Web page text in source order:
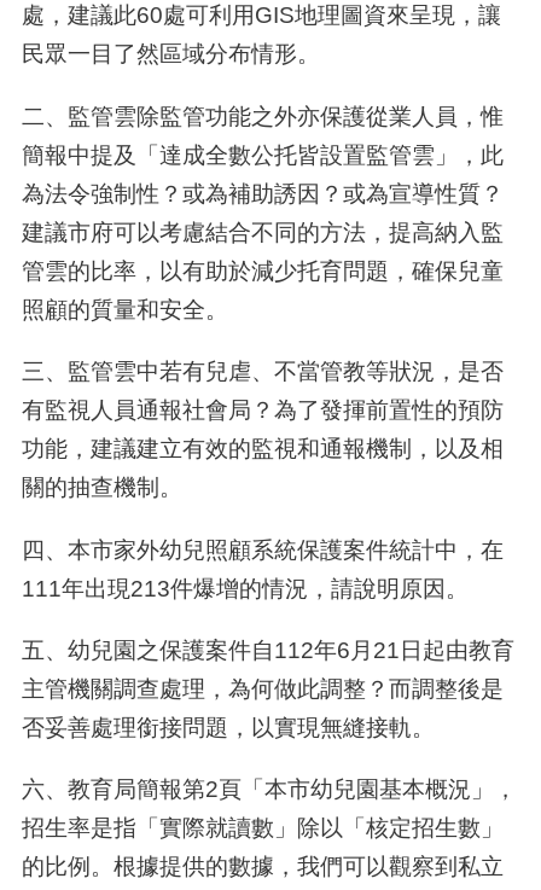
處，建議此60處可利用GIS地理圖資來呈現，讓
民眾一目了然區域分布情形。
二、監管雲除監管功能之外亦保護從業人員，惟
簡報中提及「達成全數公托皆設置監管雲」，此
為法令強制性？或為補助誘因？或為宣導性質？
建議市府可以考慮結合不同的方法，提高納入監
管雲的比率，以有助於減少托育問題，確保兒童
照顧的質量和安全。
三、監管雲中若有兒虐、不當管教等狀況，是否
有監視人員通報社會局？為了發揮前置性的預防
功能，建議建立有效的監視和通報機制，以及相
關的抽查機制。
四、本市家外幼兒照顧系統保護案件統計中，在
111年出現213件爆增的情況，請說明原因。
五、幼兒園之保護案件自112年6月21日起由教育
主管機關調查處理，為何做此調整？而調整後是
否妥善處理銜接問題，以實現無縫接軌。
六、教育局簡報第2頁「本市幼兒園基本概況」，
招生率是指「實際就讀數」除以「核定招生數」
的比例。根據提供的數據，我們可以觀察到私立